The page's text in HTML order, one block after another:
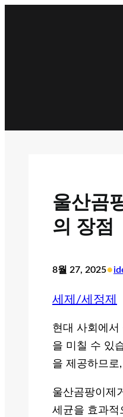
울산곰
의 장점
8월 27, 2025•
세제/세정제
현대 사회에
을 미칠 수 있
을 제공하므로
울산곰팡이제
세균을 효과적